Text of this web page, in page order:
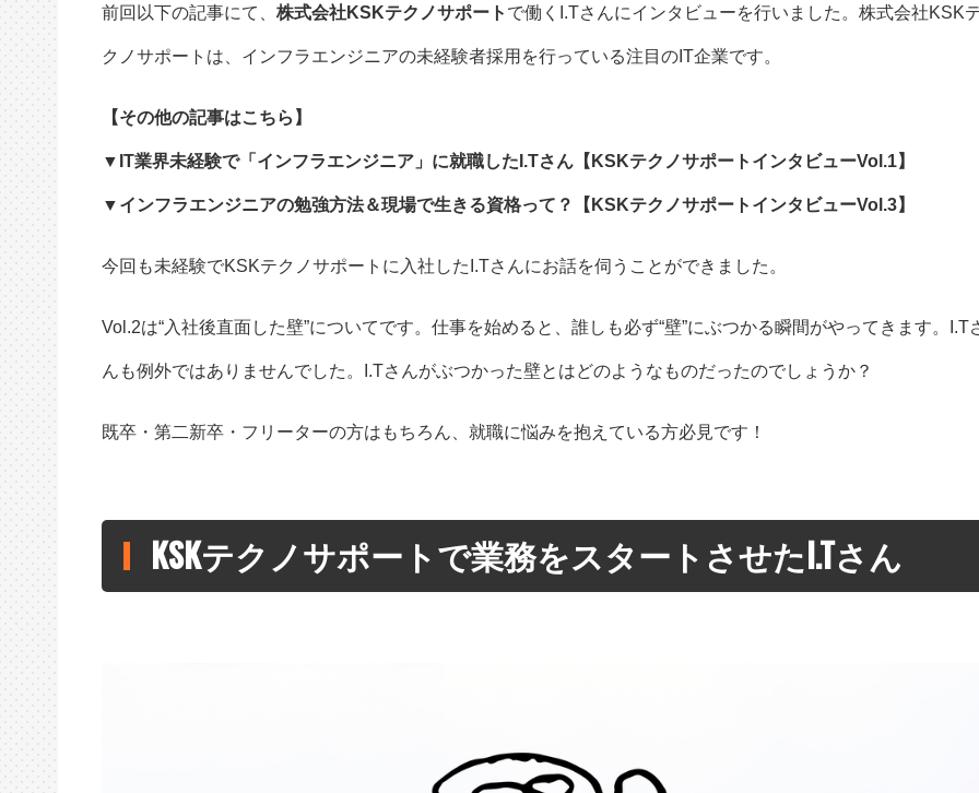
前回以下の記事にて、 株式会社KSKテクノサポート で働くI.Tさんにインタビューを行いました。株式会社KSK
クノサポートは、インフラエンジニアの未経験者採用を行っている注目のIT企業です。
【その他の記事はこちら】
▼IT業界未経験で「インフラエンジニア」に就職したI.Tさん【KSKテクノサポートインタビューVol.1】
▼インフラエンジニアの勉強方法＆現場で生きる資格って？【KSKテクノサポートインタビューVol.3】
今回も未経験でKSKテクノサポートに入社したI.Tさんにお話を伺うことができました。
Vol.2は“入社後直面した壁”についてです。仕事を始めると、誰しも必ず“壁”にぶつかる瞬間がやってきます。I.T
んも例外ではありませんでした。I.Tさんがぶつかった壁とはどのようなものだったのでしょうか？
既卒・第二新卒・フリーターの方はもちろん、就職に悩みを抱えている方必見です！
KSKテクノサポートで業務をスタートさせたI.Tさん